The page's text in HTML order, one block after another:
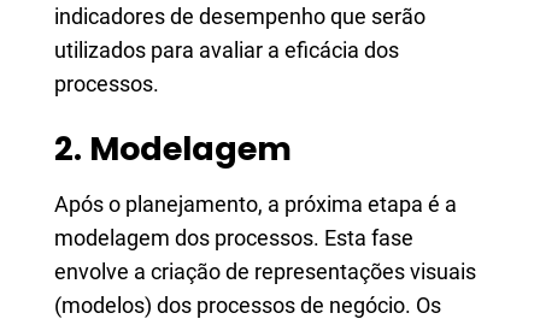
indicadores de desempenho que serão
utilizados para avaliar a eficácia dos
processos.
2. Modelagem
Após o planejamento, a próxima etapa é a
modelagem dos processos. Esta fase
envolve a criação de representações visuais
(modelos) dos processos de negócio. Os